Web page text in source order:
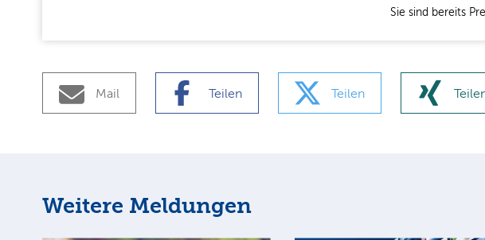
Sie sind bereits
Mail Teilen Teilen
Weitere Meldungen